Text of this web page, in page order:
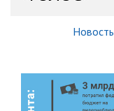
Новость